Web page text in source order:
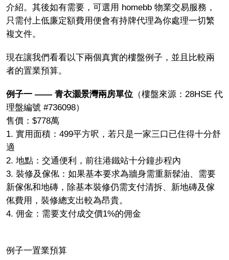
介紹。其後如有需要，可選用 homebb 物業交易服務，
只需付上低廉定額費用便會有持牌代理為你處理一切繁
複文件。
現在讓我們看看以下兩個真實的樓盤例子，並且比較兩
者的置業預算。
例子一 —— 青衣灝景灣兩房單位 （樓盤來源：28HSE 代
理盤編號 #736098）
售價：$778萬
1. 實用面積：499平方呎，若只是一家三口已住得十分舒
適
2. 地點：交通便利，前往港鐵站十分鐘步程內
3. 裝修及傢俬：如果基本要求為牆身需重新髹油、需要
新傢俬和地磚，除基本裝修仍需支付清拆、新地磚及傢
俬費用，裝修總支出較為昂貴。
4. 佣金：需要支付成交價1%的佣金
例子一置業預算